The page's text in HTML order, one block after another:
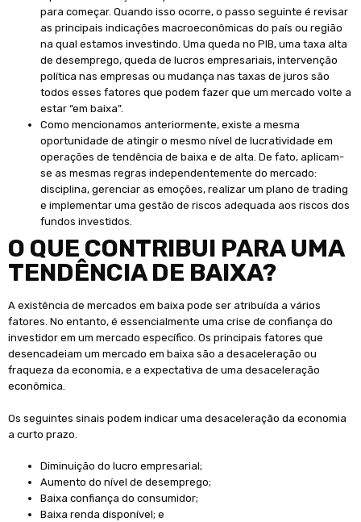
para começar. Quando isso ocorre, o passo seguinte é revisar
as principais indicações macroeconômicas do país ou região
na qual estamos investindo. Uma queda no PIB, uma taxa alta
de desemprego, queda de lucros empresariais, intervenção
política nas empresas ou mudança nas taxas de juros são
todos esses fatores que podem fazer que um mercado volte a
estar “em baixa”.
Como mencionamos anteriormente, existe a mesma
oportunidade de atingir o mesmo nível de lucratividade em
operações de tendência de baixa e de alta. De fato, aplicam-
se as mesmas regras independentemente do mercado:
disciplina, gerenciar as emoções, realizar um plano de trading
e implementar uma gestão de riscos adequada aos riscos dos
fundos investidos.
O QUE CONTRIBUI PARA UMA
TENDÊNCIA DE BAIXA?
A existência de mercados em baixa pode ser atribuída a vários
fatores. No entanto, é essencialmente uma crise de confiança do
investidor em um mercado específico. Os principais fatores que
desencadeiam um mercado em baixa são a desaceleração ou
fraqueza da economia, e a expectativa de uma desaceleração
econômica.
Os seguintes sinais podem indicar uma desaceleração da economia
a curto prazo.
Diminuição do lucro empresarial;
Aumento do nível de desemprego;
Baixa confiança do consumidor;
Baixa renda disponível; e